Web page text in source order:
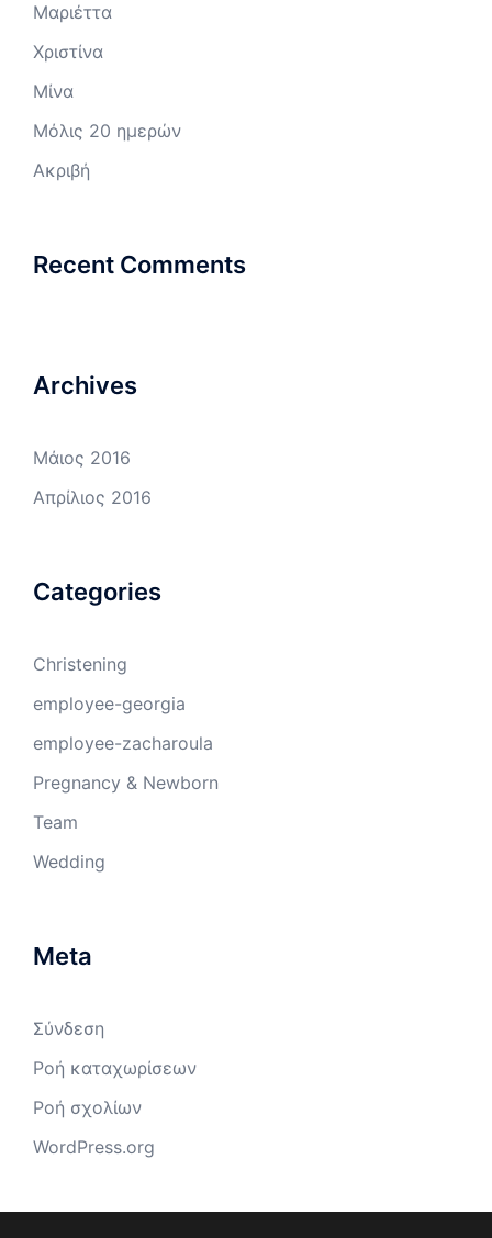
Μαριέττα
Χριστίνα
Μίνα
Μόλις 20 ημερών
Ακριβή
Recent Comments
Archives
Μάιος 2016
Απρίλιος 2016
Categories
Christening
employee-georgia
employee-zacharoula
Pregnancy & Newborn
Team
Wedding
Meta
Σύνδεση
Ροή καταχωρίσεων
Ροή σχολίων
WordPress.org